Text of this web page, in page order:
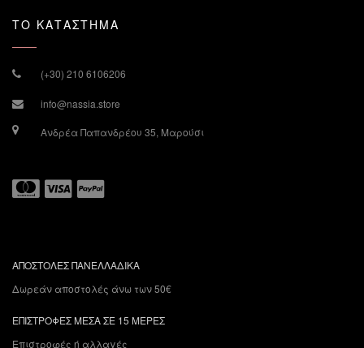
ΤΟ ΚΑΤΑΣΤΗΜΑ
(+30) 210 6106206
info@nassia.store
Ανδρέα Παπανδρέου 35, Μαρούσι
ΑΠΟΣΤΟΛΕΣ ΠΑΝΕΛΛΑΔΙΚΑ
Δωρεάν αποστολές άνω των 50€
ΕΠΙΣΤΡΟΦΕΣ ΜΕΣΑ ΣΕ 15 ΜΕΡΕΣ
Επιστροφές ή αλλαγές